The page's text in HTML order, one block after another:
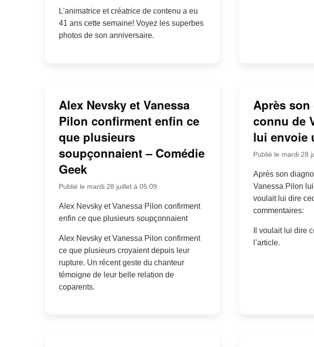
L'animatrice et créatrice de contenu a eu
41 ans cette semaine! Voyez les superbes
photos de son anniversaire.
Alex Nevsky et Vanessa
Pilon confirment enfin ce
que plusieurs
soupçonnaient – Comédie
Geek
Publié le mardi 28 juillet à 05:09
Alex Nevsky et Vanessa Pilon confirment
enfin ce que plusieurs soupçonnaient
Alex Nevsky et Vanessa Pilon confirment
ce que plusieurs croyaient depuis leur
rupture. Un récent geste du chanteur
témoigne de leur belle relation de
coparents.
Après son
connu de
lui envoie
Publié le mardi 28
Après son
Vanessa Pilon
voulait lui dire
commentaires:
Il voulait lui dire
l’article.